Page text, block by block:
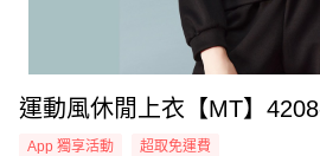
運動風休閒上衣【MT】
App 獨享活動 超取免運費